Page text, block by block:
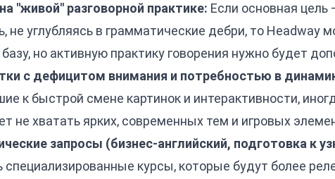
"живой" разговорной практике: Если основная
не углубляясь в грамматические дебри, то
но активную практику говорения нужно будет
с дефицитом внимания и потребностью в
к быстрой смене картинок и интерактивности,
не хватать ярких, современных тем и игровых
запросы (бизнес-английский, подготовка к
специализированные курсы, которые будут более